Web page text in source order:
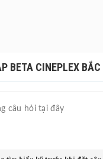
BETA CINEPLEX